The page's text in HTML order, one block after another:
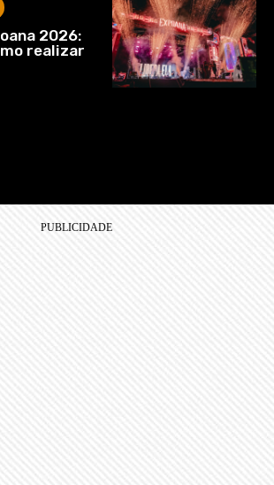
2026:
realizar